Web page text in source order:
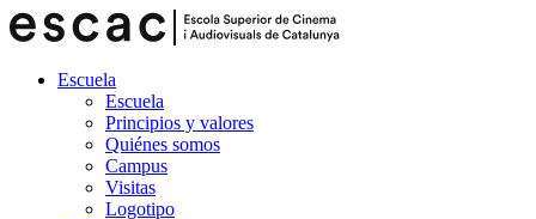
Escuela
Escuela
Principios y valores
Quiénes somos
Campus
Visitas
Logotipo